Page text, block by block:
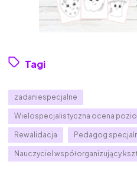
Tagi
zadaniespecjalne
Wielospecjalistyczna ocena
Rewalidacja Pedagog
Nauczyciel współorganizujący